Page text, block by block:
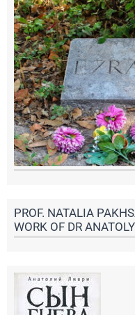
PROF. NATALIA
WORK OF DR